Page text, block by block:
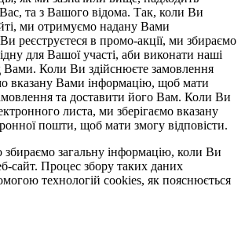
Вас, та з Вашого відома. Так, коли Ви
ми отримуємо надану Вами
реєструєтеся в промо-акції, ми збираємо
для Вашої участі, аби виконати наші
Вами. Коли Ви здійснюєте замовлення
вказану Вами інформацію, щоб мати
та доставити його Вам. Коли Ви
листа, ми зберігаємо вказану
пошти, щоб мати змогу відповісти.
загальну інформацію, коли Ви
сайт. Процес збору таких даних
технологій cookies, як пояснюється